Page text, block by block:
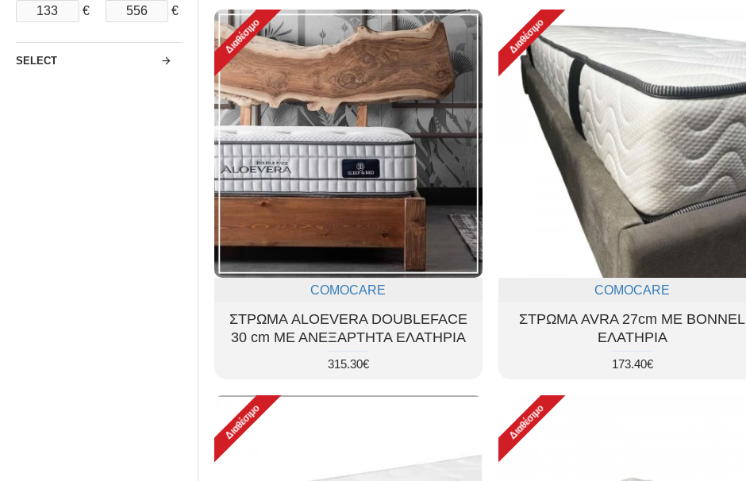
€ €
SELECT
Διαθέσιμο
COMOCARE
ΣΤΡΩΜΑ ALOEVERA DOUBLEFACE
30 cm ΜΕ ΑΝΕΞΑΡΤΗΤΑ ΕΛΑΤΗΡΙΑ
315.30€
Διαθέσιμο
COMOCARE
ΣΤΡΩΜΑ AVRA 27cm ΜΕ BONNEL
ΕΛΑΤΗΡΙΑ
173.40€
Διαθέσιμο Διαθέσιμο